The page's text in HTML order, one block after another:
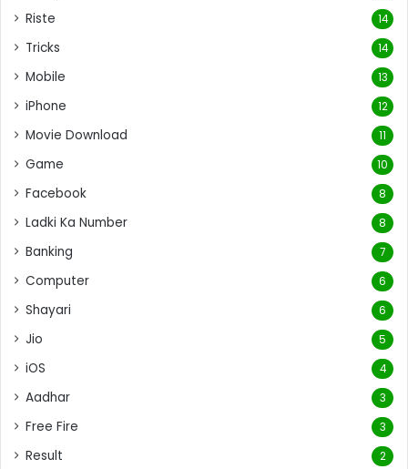
Riste 14
Tricks 14
Mobile 13
iPhone 12
Movie Download 11
Game 10
Facebook 8
Ladki Ka Number 8
Banking 7
Computer 6
Shayari 6
Jio 5
iOS 4
Aadhar 3
Free Fire 3
Result 2